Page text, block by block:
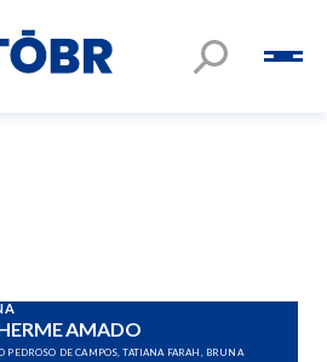
AMADO
PEDROSO DE CAMPOS, TATIANA FARAH, BRUNA